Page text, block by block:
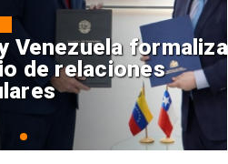
formalizan